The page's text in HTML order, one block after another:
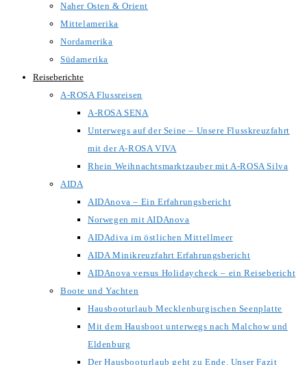
Naher Osten & Orient
Mittelamerika
Nordamerika
Südamerika
Reiseberichte
A-ROSA Flussreisen
A-ROSA SENA
Unterwegs auf der Seine – Unsere Flusskreuzfahrt
mit der A-ROSA VIVA
Rhein Weihnachtsmarktzauber mit A-ROSA Silva
AIDA
AIDAnova – Ein Erfahrungsbericht
Norwegen mit AIDAnova
AIDAdiva im östlichen Mittellmeer
AIDA Minikreuzfahrt Erfahrungsbericht
AIDAnova versus Holidaycheck – ein Reisebericht
Boote und Yachten
Hausbooturlaub Mecklenburgischen Seenplatte
Mit dem Hausboot unterwegs nach Malchow und
Eldenburg
Der Hausbooturlaub geht zu Ende. Unser Fazit